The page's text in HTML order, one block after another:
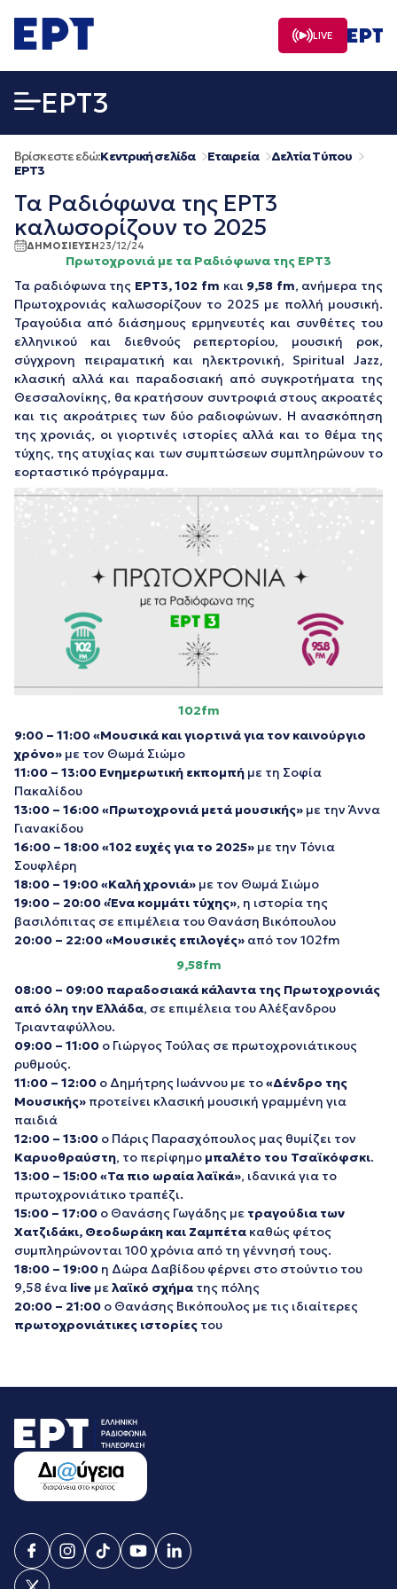
σε
περιεχόμενο
LIVE
EΡΤ3
Βρίσκεστε εδώ:Κεντρική σελίδα Εταιρεία
Δελτία Τύπου
EΡΤ3
Τα Ραδιόφωνα της ΕΡΤ3
καλωσορίζουν το 2025
ΔΗΜΟΣΙΕΥΣΗ23/12/24
Πρωτοχρονιά με τα Ραδιόφωνα της ΕΡΤ3
Τα ραδιόφωνα της ΕΡΤ3, 102 fm και 9,58 fm, ανήμερα της
Πρωτοχρονιάς καλωσορίζουν το 2025 με πολλή μουσική.
Τραγούδια από διάσημους ερμηνευτές και συνθέτες του
ελληνικού και διεθνούς ρεπερτορίου, μουσική ροκ,
σύγχρονη πειραματική και ηλεκτρονική, Spiritual Jazz,
κλασική αλλά και παραδοσιακή από συγκροτήματα της
Θεσσαλονίκης, θα κρατήσουν συντροφιά στους ακροατές
και τις ακροάτριες των δύο ραδιοφώνων. Η ανασκόπηση
της χρονιάς, οι γιορτινές ιστορίες αλλά και το θέμα της
τύχης, της ατυχίας και των συμπτώσεων συμπληρώνουν το
εορταστικό πρόγραμμα.
102fm
9:00 – 11:00«Μουσικά και γιορτινά για τον καινούργιο
χρόνο» με τον Θωμά Σιώμο
11:00 – 13:00 Ενημερωτική εκπομπή με τη Σοφία
Πακαλίδου
13:00 – 16:00«Πρωτοχρονιά μετά μουσικής» με την Άννα
Γιανακίδου
16:00 – 18:00«102 ευχές για το 2025» με την Τόνια
Σουφλέρη
18:00 – 19:00«Καλή χρονιά» με τον Θωμά Σιώμο
19:00 – 20:00«Ένα κομμάτι τύχης», η ιστορία της
βασιλόπιτας σε επιμέλεια του Θανάση Βικόπουλου
20:00 – 22:00«Μουσικές επιλογές» από τον 102fm
9,58fm
08:00 – 09:00 παραδοσιακά κάλαντα της Πρωτοχρονιάς
από όλη την Ελλάδα, σε επιμέλεια του Αλέξανδρου
Τριανταφύλλου.
09:00 – 11:00 ο Γιώργος Τούλας σε πρωτοχρονιάτικους
ρυθμούς.
11:00 – 12:00 ο Δημήτρης Ιωάννου με το«Δένδρο της
Μουσικής» προτείνει κλασική μουσική γραμμένη για
παιδιά
12:00 – 13:00 ο Πάρις Παρασχόπουλος μας θυμίζει τον
Καρυοθραύστη, το περίφημο μπαλέτο του Τσαϊκόφσκι.
13:00 – 15:00«Τα πιο ωραία λαϊκά», ιδανικά για το
πρωτοχρονιάτικο τραπέζι.
15:00 – 17:00 ο Θανάσης Γωγάδης με τραγούδια των
Χατζιδάκι, Θεοδωράκη και Ζαμπέτα καθώς φέτος
συμπληρώνονται 100 χρόνια από τη γέννησή τους.
18:00 – 19:00 η Δώρα Δαβίδου φέρνει στο στούντιο του
9,58 ένα live με λαϊκό σχήμα της πόλης
20:00 – 21:00 ο Θανάσης Βικόπουλος με τις ιδιαίτερες
πρωτοχρονιάτικες ιστορίες του